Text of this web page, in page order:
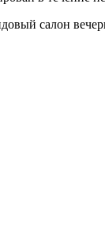
салон